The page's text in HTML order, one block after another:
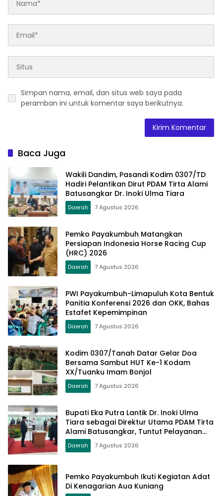
Simpan nama, email, dan situs web saya pada
peramban ini untuk komentar saya berikutnya.
Baca Juga
Wakili Dandim, Pasandi Kodim 0307/TD
Hadiri Pelantikan Dirut PDAM Tirta Alami
Batusangkar Dr. Inoki Ulma Tiara
Daerah 7 Agustus 2026
Pemko Payakumbuh Matangkan
Persiapan Indonesia Horse Racing Cup
(HRC) 2026
Daerah 7 Agustus 2026
PWI Payakumbuh-Limapuluh Kota Bentuk
Panitia Konferensi 2026 dan OKK, Bahas
Estafet Kepemimpinan
Daerah 7 Agustus 2026
Kodim 0307/Tanah Datar Gelar Doa
Bersama Sambut HUT Ke-1 Kodam
XX/Tuanku Imam Bonjol
Daerah 7 Agustus 2026
Bupati Eka Putra Lantik Dr. Inoki Ulma
Tiara sebagai Direktur Utama PDAM Tirta
Alami Batusangkar, Tuntut Pelayanan
Prima dan Tata Kelola Profesional
Daerah 7 Agustus 2026
Pemko Payakumbuh Ikuti Kegiatan Adat
Di Kenagarian Aua Kuniang